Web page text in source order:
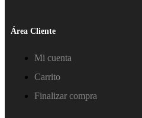
Área Cliente
Mi cuenta
Carrito
Finalizar compra